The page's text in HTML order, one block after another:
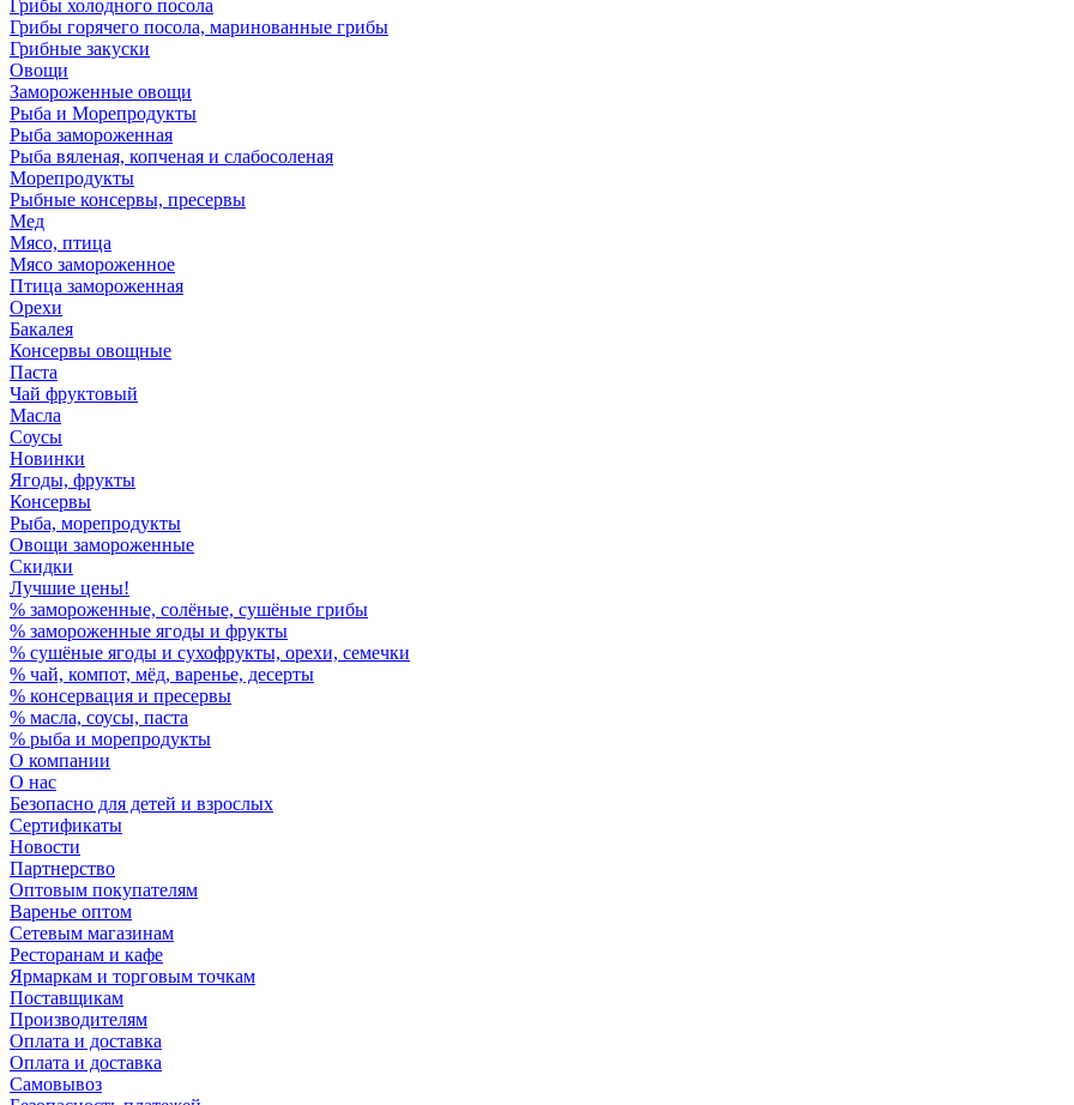
Грибы холодного посола
Грибы горячего посола, маринованные грибы
Грибные закуски
Овощи
Замороженные овощи
Рыба и Морепродукты
Рыба замороженная
Рыба вяленая, копченая и слабосоленая
Морепродукты
Рыбные консервы, пресервы
Мед
Мясо, птица
Мясо замороженное
Птица замороженная
Орехи
Бакалея
Консервы овощные
Паста
Чай фруктовый
Масла
Соусы
Новинки
Ягоды, фрукты
Консервы
Рыба, морепродукты
Овощи замороженные
Скидки
Лучшие цены!
% замороженные, солёные, сушёные грибы
% замороженные ягоды и фрукты
% сушёные ягоды и сухофрукты, орехи, семечки
% чай, компот, мёд, варенье, десерты
% консервация и пресервы
% масла, соусы, паста
% рыба и морепродукты
О компании
О нас
Безопасно для детей и взрослых
Сертификаты
Новости
Партнерство
Оптовым покупателям
Варенье оптом
Сетевым магазинам
Ресторанам и кафе
Ярмаркам и торговым точкам
Поставщикам
Производителям
Оплата и доставка
Оплата и доставка
Самовывоз